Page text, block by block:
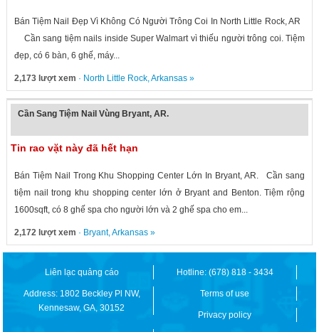
Bán Tiệm Nail Đẹp Vì Không Có Người Trông Coi In North Little Rock, AR
Cần sang tiệm nails inside Super Walmart vì thiếu người trông coi. Tiệm
đẹp, có 6 bàn, 6 ghế, máy...
2,173 lượt xem · North Little Rock,Arkansas»
Cần Sang Tiệm Nail Vùng Bryant, AR.
Tin rao vặt này đã hết hạn
Bán Tiệm Nail Trong Khu Shopping Center Lớn In Bryant, AR. Cần sang
tiệm nail trong khu shopping center lớn ở Bryant and Benton. Tiệm rộng
1600sqft, có 8 ghế spa cho người lớn và 2 ghế spa cho em...
2,172 lượt xem · Bryant,Arkansas»
Liên lạc quảng cáo Hotline: (678) 818 - 3434
Address: 1802 Beckley Pl NW,
Kennesaw, GA, 30152
Terms of use
Privacy policy